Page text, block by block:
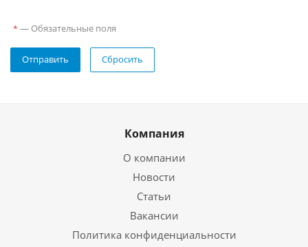
* — Обязательные поля
Отправить Сбросить
Компания
О компании
Новости
Статьи
Вакансии
Политика конфиденциальности